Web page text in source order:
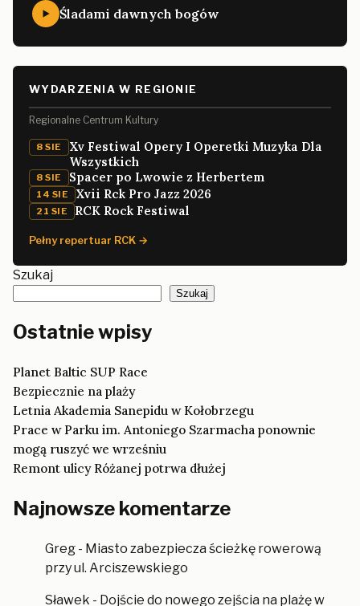
Śladami dawnych bogów
WYDARZENIA W REGIONIE
Regionalne Centrum Kultury
8 SIE
Xv Festiwal Opery I Operetki Muzyka Dla
Wszystkich
8 SIE Spacer po Lwowie z Herbertem
14 SIE Xvii Rck Pro Jazz 2026
21 SIE RCK Rock Festiwal
Pełny repertuar RCK →
Szukaj
Szukaj
Ostatnie wpisy
Planet Baltic SUP Race
Bezpiecznie na plaży
Letnia Akademia Sanepidu w Kołobrzegu
Prace w Parku im. Antoniego Szarmacha ponownie
mogą ruszyć we wrześniu
Remont ulicy Różanej potrwa dłużej
Najnowsze komentarze
Greg - Miasto zabezpiecza ścieżkę rowerową
przy ul. Arciszewskiego
Sławek - Dojście do nowego zejścia na plażę w